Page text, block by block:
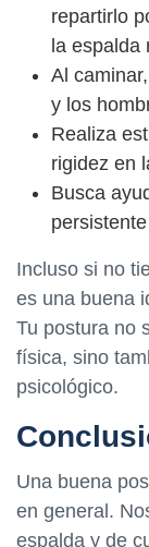
repartirlo
la espalda
Al
y los
Realiza
rigidez en
Busca
Incluso si no
es una buena
Tu postura no
física, sino
psicológico.
Una buena
en general.
espalda y de